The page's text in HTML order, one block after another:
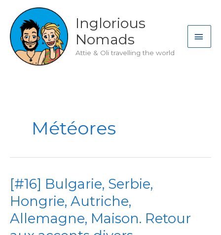
content
Inglorious
Nomads
Attie & Oli travelling the world
Météores
[#16] Bulgarie, Serbie,
Hongrie, Autriche,
Allemagne, Maison. Retour